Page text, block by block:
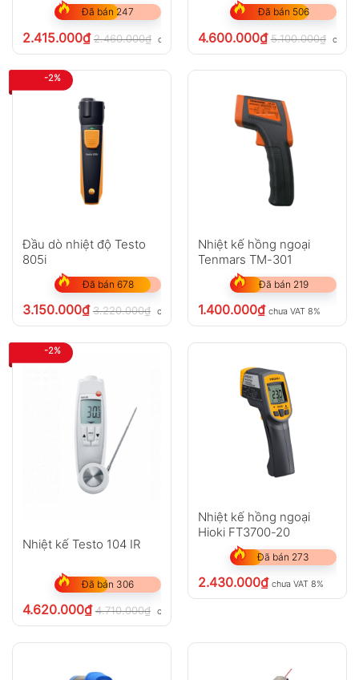
Đã bán 247
2.415.000₫ 2.460.000₫ chưa VAT 8%
Đã bán 506
4.600.000₫ 5.100.000₫ chưa
-2%
Đầu dò nhiệt độ Testo
805i
Đã bán 678
3.150.000₫ 3.220.000₫ chưa VAT 8%
Nhiệt kế hồng ngoại
Tenmars TM-301
Đã bán 219
1.400.000₫ chưa VAT 8%
-2%
Nhiệt kế Testo 104 IR
Đã bán 306
4.620.000₫ 4.710.000₫ chưa VAT 8%
Nhiệt kế hồng ngoại
Hioki FT3700-20
Đã bán 273
2.430.000₫ chưa VAT 8%